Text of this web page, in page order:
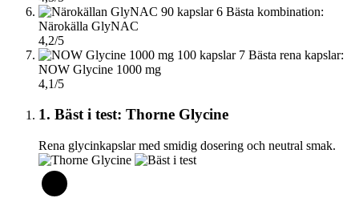
6 Bästa kombination:
Närokälla GlyNAC
4,2/5
7 Bästa rena kapslar:
NOW Glycine 1000 mg
4,1/5
1. Bäst i test: Thorne Glycine
Rena glycinkapslar med smidig dosering och neutral smak.